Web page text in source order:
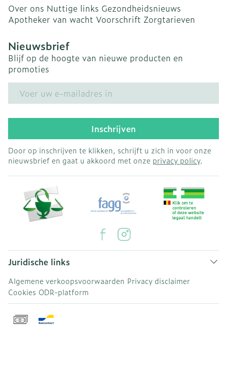
Over ons Nuttige links Gezondheidsnieuws
Apotheker van wacht Voorschrift Zorgtarieven
Nieuwsbrief
Blijf op de hoogte van nieuwe producten en
promoties
Inschrijven
Door op inschrijven te klikken, schrijft u zich in voor onze
nieuwsbrief en gaat u akkoord met onze privacy policy.
Juridische links
Algemene verkoopsvoorwaarden Privacy disclaimer
Cookies ODR-platform